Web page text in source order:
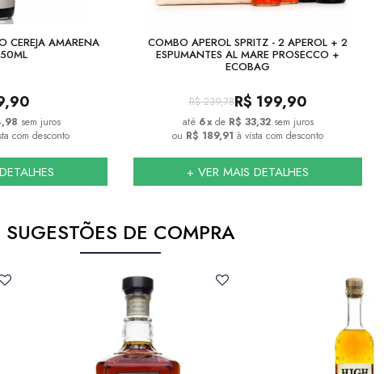
CEREJA AMARENA
sem juros
com desconto
COMBO APEROL SPRITZ - 2 APEROL + 2
ESPUMANTES AL MARE PROSECCO +
ECOBAG
R$ 239,78R$ 199,90
6x de R$ 33,32 sem juros
ou R$ 189,91 à vista com desconto
+ VER MAIS DETALHES
SUGESTÕES DE COMPRA